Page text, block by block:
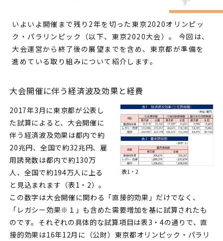
いよいよ開催まで残り2年を切った東京2020オリンピッ
ク・パラリンピック（以下、東京2020大会）。 今回は、
大会運営から終了後の展望までを含め、東京都が準備を
進めている取り組みについて紹介します。
大会開催に伴う経済波及効果と経費
表1・2
2017年3月に東京都が公表し
た試算によると、大会開催に
伴う経済波及効果は都内で約
20兆円、全国で約32兆円、雇
用誘発数は都内で約130万
人、全国で約194万人に上る
と見込まれます（表1・2）。
この数字は大会開催に関わる「直接的効果」だけでなく、
「レガシー効果※１」も含めた需要増加を基に試算されたも
のです。それぞれの具体的な試算項目は表3・4の通りで、直
接的効果は16年12月に（公財）東京都オリンピック・パラリ